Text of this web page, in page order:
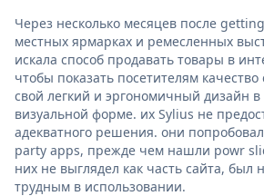
Через несколько месяцев после
местных ярмарках и ремесленных
искала способ продавать товары в
чтобы показать посетителям качество
свой легкий и эргономичный дизайн
визуальной форме. их Sylius не
адекватного решения. они
party apps, прежде чем нашли powr
них не выглядел как часть сайта, был
трудным в использовании.